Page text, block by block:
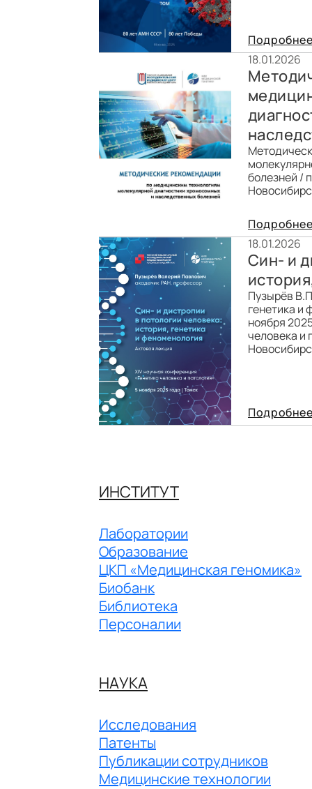
18.01.2026
болезней /
18.01.2026
Син- и
Пузырёв
генетика и
ноября
человека и
ИНСТИТУТ
Лаборатории
Образование
ЦКП «Медицинская геномика»
Биобанк
Библиотека
Персоналии
НАУКА
Исследования
Патенты
Публикации сотрудников
Медицинские технологии